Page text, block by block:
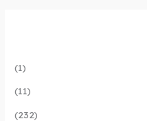
(1)
(11)
(232)